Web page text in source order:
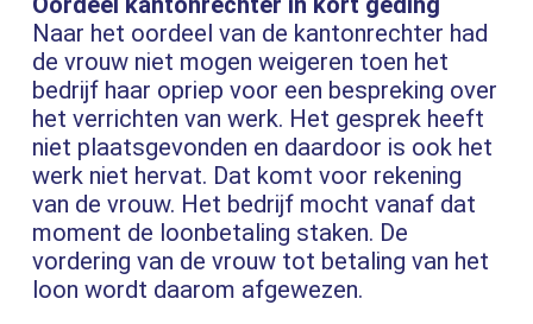
Naar het oordeel van de kantonrechter had
de vrouw niet mogen weigeren toen het
bedrijf haar opriep voor een bespreking over
het verrichten van werk. Het gesprek heeft
niet plaatsgevonden en daardoor is ook het
werk niet hervat. Dat komt voor rekening
van de vrouw. Het bedrijf mocht vanaf dat
moment de loonbetaling staken. De
vordering van de vrouw tot betaling van het
loon wordt daarom afgewezen.